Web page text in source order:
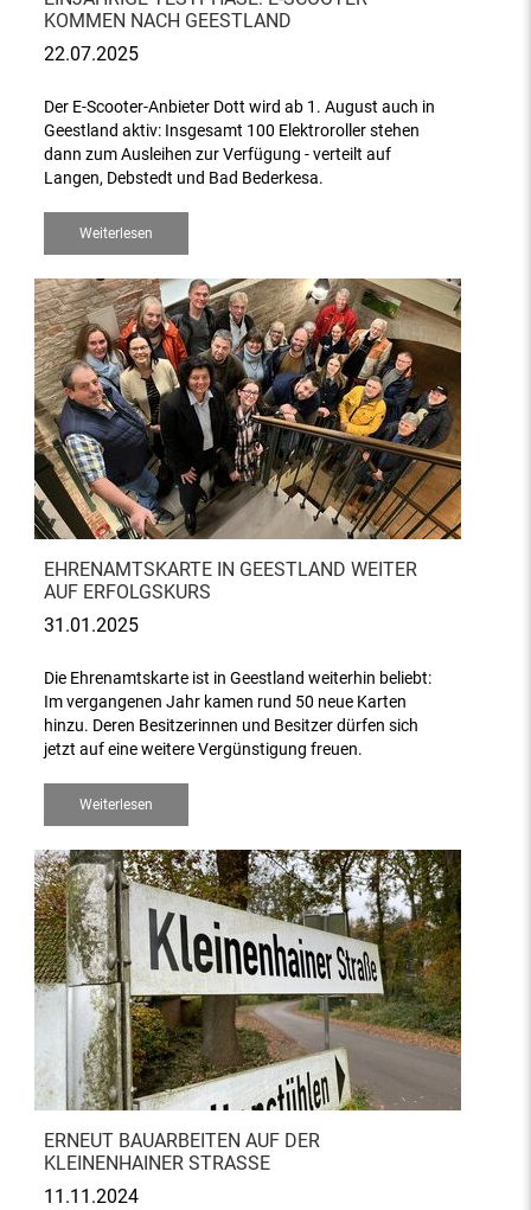
KOMMEN NACH GEESTLAND
22.07.2025
Der E-Scooter-Anbieter Dott wird ab 1. August auch in
Geestland aktiv: Insgesamt 100 Elektroroller stehen
dann zum Ausleihen zur Verfügung - verteilt auf
Langen, Debstedt und Bad Bederkesa.
Weiterlesen
EHRENAMTSKARTE IN GEESTLAND WEITER
AUF ERFOLGSKURS
31.01.2025
Die Ehrenamtskarte ist in Geestland weiterhin beliebt:
Im vergangenen Jahr kamen rund 50 neue Karten
hinzu. Deren Besitzerinnen und Besitzer dürfen sich
jetzt auf eine weitere Vergünstigung freuen.
Weiterlesen
ERNEUT BAUARBEITEN AUF DER
KLEINENHAINER STRASSE
11.11.2024